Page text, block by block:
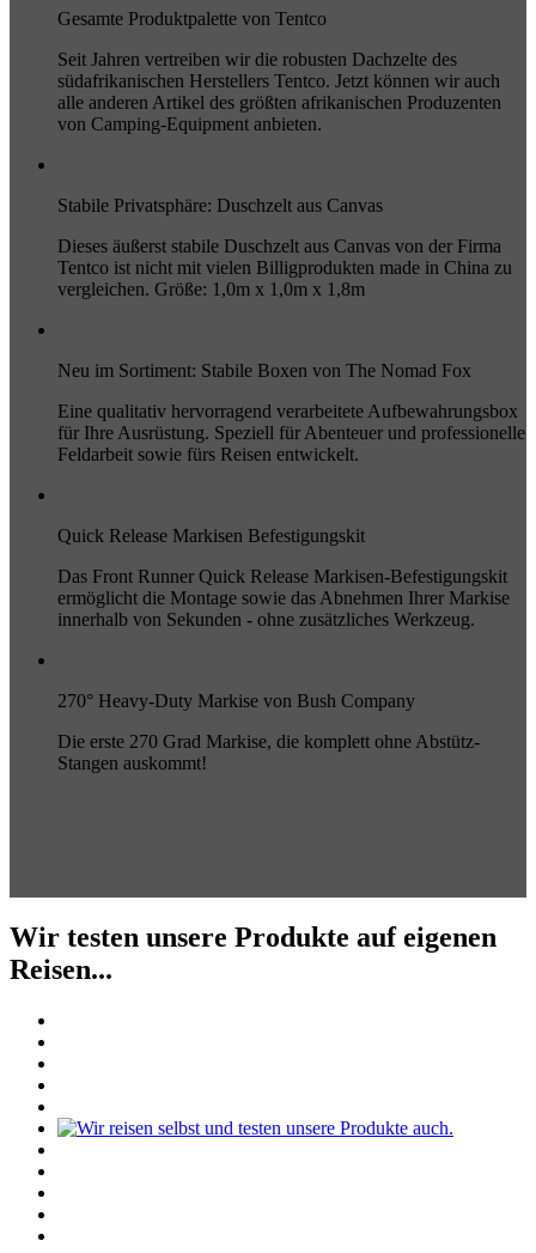
Gesamte Produktpalette von Tentco
Seit Jahren vertreiben wir die robusten Dachzelte des
südafrikanischen Herstellers Tentco. Jetzt können wir auch
alle anderen Artikel des größten afrikanischen Produzenten
von Camping-Equipment anbieten.
Stabile Privatsphäre: Duschzelt aus Canvas
Dieses äußerst stabile Duschzelt aus Canvas von der Firma
Tentco ist nicht mit vielen Billigprodukten made in China zu
vergleichen. Größe: 1,0m x 1,0m x 1,8m
Neu im Sortiment: Stabile Boxen von The Nomad Fox
Eine qualitativ hervorragend verarbeitete Aufbewahrungsbox
für Ihre Ausrüstung. Speziell für Abenteuer und professionelle
Feldarbeit sowie fürs Reisen entwickelt.
Quick Release Markisen Befestigungskit
Das Front Runner Quick Release Markisen-Befestigungskit
ermöglicht die Montage sowie das Abnehmen Ihrer Markise
innerhalb von Sekunden - ohne zusätzliches Werkzeug.
270° Heavy-Duty Markise von Bush Company
Die erste 270 Grad Markise, die komplett ohne Abstütz-
Stangen auskommt!
Wir testen unsere Produkte auf eigenen
Reisen...